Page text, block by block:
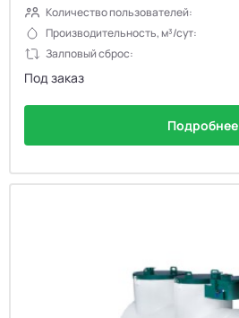
Количество пользователей:
Производительность, м³/сут:
Залповый сброс:
Под заказ
Подробнее